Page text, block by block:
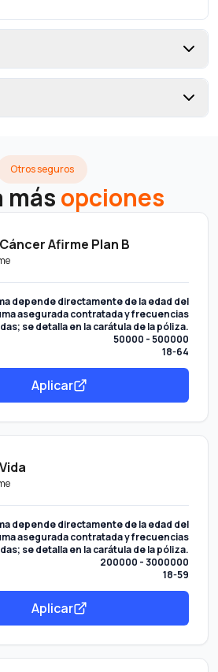
Otros seguros
másopciones
Afirme Plan B
depende directamente de la edad del
asegurada contratada y frecuencias
se detalla en la carátula de la póliza.
50000 - 500000
18-64
Aplicar
depende directamente de la edad del
asegurada contratada y frecuencias
se detalla en la carátula de la póliza.
200000 - 3000000
18-59
Aplicar